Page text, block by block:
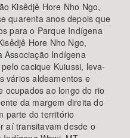
BUSCAR
Kisêdjê Hore Nho Ngo,
quarenta anos depois que
para o Parque Indígena
Hore Nho Ngo,
Associação Indígena
cacique Kuiussi, leva-
vários aldeamentos e
ocupados ao longo do rio
da margem direita do
parte do território
aí transitavam desde o